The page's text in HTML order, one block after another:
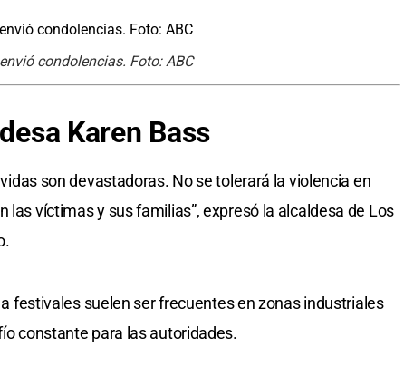
condolencias. Foto: ABC
Karen Bass
son devastadoras. No se tolerará la violencia en
víctimas y sus familias”, expresó la alcaldesa de Los
festivales suelen ser frecuentes en zonas industriales
constante para las autoridades.